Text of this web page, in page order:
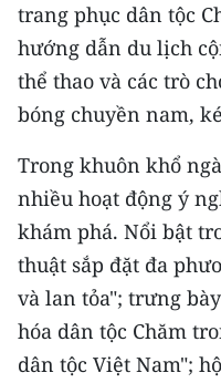
trang phục dân tộc
hướng dẫn du lịch
thể thao và các trò
bóng chuyền nam,
Trong khuôn khổ
nhiều hoạt động ý
khám phá. Nổi bật
thuật sắp đặt đa
và lan tỏa"; trưng
hóa dân tộc Chăm
dân tộc Việt Nam";